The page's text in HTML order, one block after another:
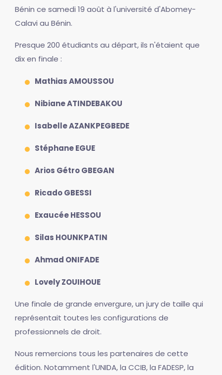
Bénin ce samedi 19 août à l'université d'Abomey-
Calavi au Bénin.
Presque 200 étudiants au départ, ils n'étaient que
dix en finale :
Mathias AMOUSSOU
Nibiane ATINDEBAKOU
Isabelle AZANKPEGBEDE
Stéphane EGUE
Arios Gétro GBEGAN
Ricado GBESSI
Exaucée HESSOU
Silas HOUNKPATIN
Ahmad ONIFADE
Lovely ZOUIHOUE
Une finale de grande envergure, un jury de taille qui
représentait toutes les configurations de
professionnels de droit.
Nous remercions tous les partenaires de cette
édition. Notamment l'UNIDA, la CCIB, la FADESP, la